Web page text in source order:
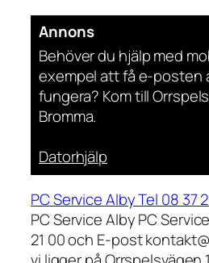
Annons
Behöver du hjälp med
exempel att få e-posten
fungera? Kom till
Bromma.
Datorhjälp
PC Service Alby Tel 08 37
PC Service Alby PC
21 00 och E-post